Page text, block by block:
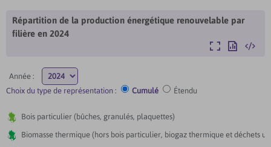
Répartition de la production énergétique renouvelable par
filière en 2024
AgrandirExporter
Année :
Choix du type de représentation :
Cumulé Étendu
 Bois particulier (bûches, granulés, plaquettes)
 Biomasse thermique (hors bois particulier, biogaz thermique et déchets